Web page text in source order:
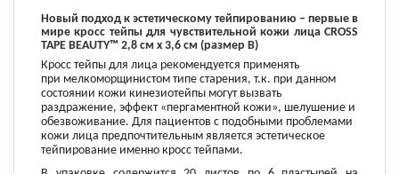
Новый подход к эстетическому тейпированию – первые в
мире кросс тейпы для чувствительной кожи лица CROSS
TAPE BEAUTY™ 2,8 см x 3,6 см (размер B)
Кросс тейпы для лица рекомендуется применять
при мелкоморщинистом типе старения, т.к. при данном
состоянии кожи кинезиотейпы могут вызвать
раздражение, эффект «пергаментной кожи», шелушение и
обезвоживание. Для пациентов с подобными проблемами
кожи лица предпочтительным является эстетическое
тейпирование именно кросс тейпами.